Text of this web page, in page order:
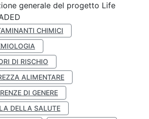
generale del progetto Life
CHIMICI
DI RISCHIO
ALIMENTARE
DI GENERE
DELLA SALUTE